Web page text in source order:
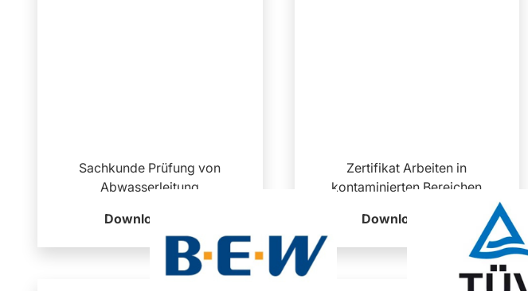
Sachkunde Prüfung von
Abwasserleitung
Download
Zertifikat Arbeiten in
kontaminierten Bereichen
Download